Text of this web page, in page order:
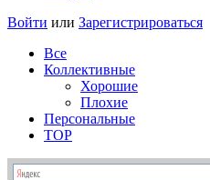
Войти или Зарегистрироваться
Все
Коллективные
Хорошие
Плохие
Персональные
TOP